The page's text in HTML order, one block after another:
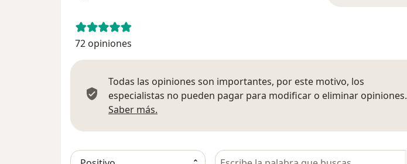
72 opiniones
Todas las opiniones son importantes, por este motivo, los
especialistas no pueden pagar para modificar o eliminar opiniones.
Saber más.
Busca en opiniones